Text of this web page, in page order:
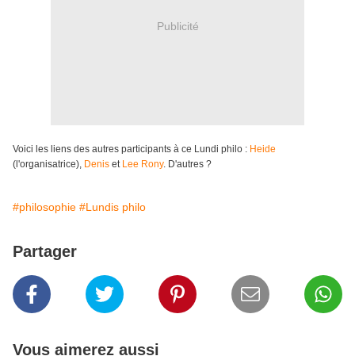
Publicité
Voici les liens des autres participants à ce Lundi philo : Heide
(l'organisatrice), Denis et Lee Rony. D'autres ?
#philosophie #Lundis philo
Partager
Vous aimerez aussi